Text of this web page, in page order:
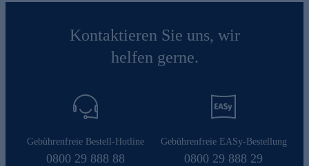
Kontaktieren Sie uns, wir
helfen gerne.
Gebührenfreie Bestell-Hotline
0800 29 888 88
Gebührenfreie EASy-Bestellung
0800 29 888 29